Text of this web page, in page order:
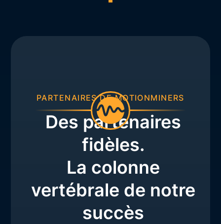
PARTENAIRES DE MOTIONMINERS
Des partenaires
fidèles.
La colonne
vertébrale de notre
succès